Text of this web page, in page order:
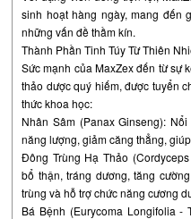
sinh hoạt hàng ngày, mang đến
những vấn đề thầm kín.
Thành Phần Tinh Túy Từ Thiên
Sức mạnh của MaxZex đến từ sự
thảo dược quý hiếm, được tuyển
thức khoa học:
Nhân Sâm (Panax Ginseng):
năng lượng, giảm căng thẳng,
Đông Trùng Hạ Thảo
bổ thận, tráng dương, tăng
trùng và hỗ trợ chức năng cương
Bá Bệnh (Eurycoma Longifolia -